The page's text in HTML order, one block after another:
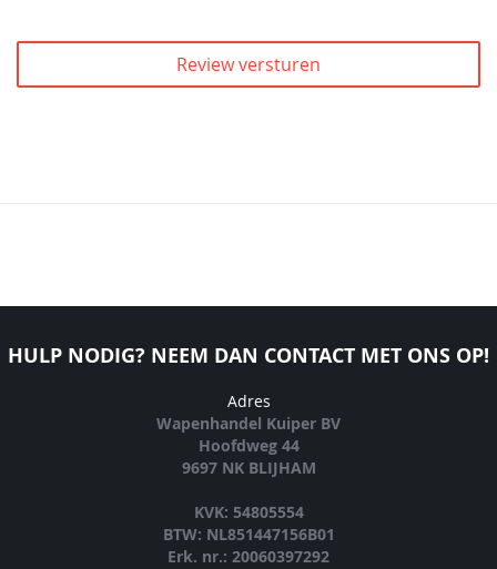
Review versturen
HULP NODIG? NEEM DAN CONTACT MET ONS OP!
Adres
Wapenhandel Kuiper BV
Hoofdweg 44
9697 NK BLIJHAM
KVK: 54805554
BTW: NL851447156B01
Erk. nr.: 20060397292